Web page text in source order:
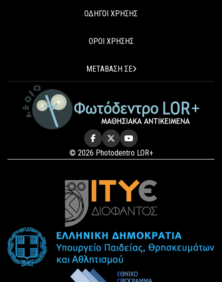
ΟΔΗΓΟΙ ΧΡΗΣΗΣ
ΟΡΟΙ ΧΡΗΣΗΣ
ΜΕΤΑΒΑΣΗ ΣΕ
© 2026 Photodentro LOR+